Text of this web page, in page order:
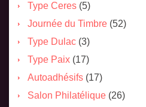
Type Ceres (5)
Journée du Timbre (52)
Type Dulac (3)
Type Paix (17)
Autoadhésifs (17)
Salon Philatélique (26)